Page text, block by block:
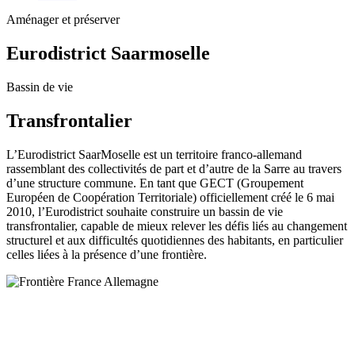
Aménager et préserver
Eurodistrict Saarmoselle
Bassin de vie
Transfrontalier
L’Eurodistrict SaarMoselle est un territoire franco-allemand
rassemblant des collectivités de part et d’autre de la Sarre au travers
d’une structure commune. En tant que GECT (Groupement
Européen de Coopération Territoriale) officiellement créé le 6 mai
2010, l’Eurodistrict souhaite construire un bassin de vie
transfrontalier, capable de mieux relever les défis liés au changement
structurel et aux difficultés quotidiennes des habitants, en particulier
celles liées à la présence d’une frontière.